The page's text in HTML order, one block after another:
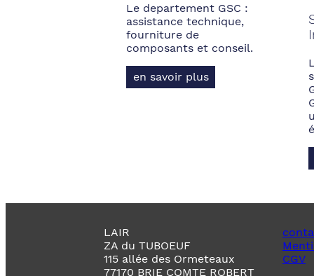
Le departement GSC :
assistance technique,
fourniture de
composants et conseil.
en savoir plus
LAIR
ZA du TUBOEUF
115 allée des Ormeteaux
77170 BRIE COMTE ROBERT
CGV